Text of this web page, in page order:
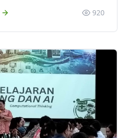
920